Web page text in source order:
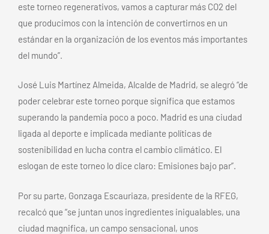
este torneo regenerativos, vamos a capturar más CO2 del
que producimos con la intención de convertirnos en un
estándar en la organización de los eventos más importantes
del mundo”.
José Luis Martínez Almeida, Alcalde de Madrid, se alegró “de
poder celebrar este torneo porque significa que estamos
superando la pandemia poco a poco. Madrid es una ciudad
ligada al deporte e implicada mediante políticas de
sostenibilidad en lucha contra el cambio climático. El
eslogan de este torneo lo dice claro: Emisiones bajo par”.
Por su parte, Gonzaga Escauriaza, presidente de la RFEG,
recalcó que “se juntan unos ingredientes inigualables, una
ciudad magnifica, un campo sensacional, unos